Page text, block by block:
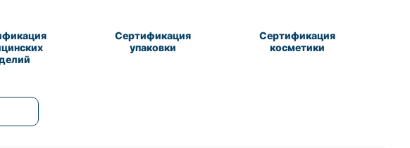
Сертификация
упаковки
Сертификация
косметики